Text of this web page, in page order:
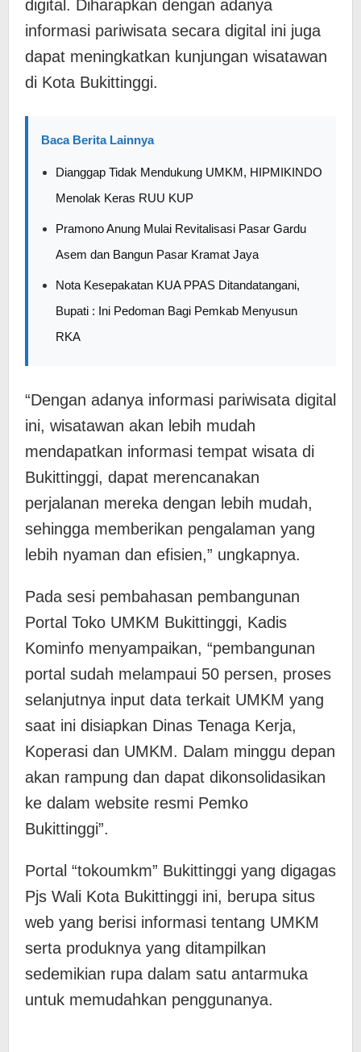
digital. Diharapkan dengan adanya
informasi pariwisata secara digital ini juga
dapat meningkatkan kunjungan wisatawan
di Kota Bukittinggi.
Baca Berita Lainnya
Dianggap Tidak Mendukung UMKM, HIPMIKINDO
Menolak Keras RUU KUP
Pramono Anung Mulai Revitalisasi Pasar Gardu
Asem dan Bangun Pasar Kramat Jaya
Nota Kesepakatan KUA PPAS Ditandatangani,
Bupati : Ini Pedoman Bagi Pemkab Menyusun
RKA
“Dengan adanya informasi pariwisata digital
ini, wisatawan akan lebih mudah
mendapatkan informasi tempat wisata di
Bukittinggi, dapat merencanakan
perjalanan mereka dengan lebih mudah,
sehingga memberikan pengalaman yang
lebih nyaman dan efisien,” ungkapnya.
Pada sesi pembahasan pembangunan
Portal Toko UMKM Bukittinggi, Kadis
Kominfo menyampaikan, “pembangunan
portal sudah melampaui 50 persen, proses
selanjutnya input data terkait UMKM yang
saat ini disiapkan Dinas Tenaga Kerja,
Koperasi dan UMKM. Dalam minggu depan
akan rampung dan dapat dikonsolidasikan
ke dalam website resmi Pemko
Bukittinggi”.
Portal “tokoumkm” Bukittinggi yang digagas
Pjs Wali Kota Bukittinggi ini, berupa situs
web yang berisi informasi tentang UMKM
serta produknya yang ditampilkan
sedemikian rupa dalam satu antarmuka
untuk memudahkan penggunanya.